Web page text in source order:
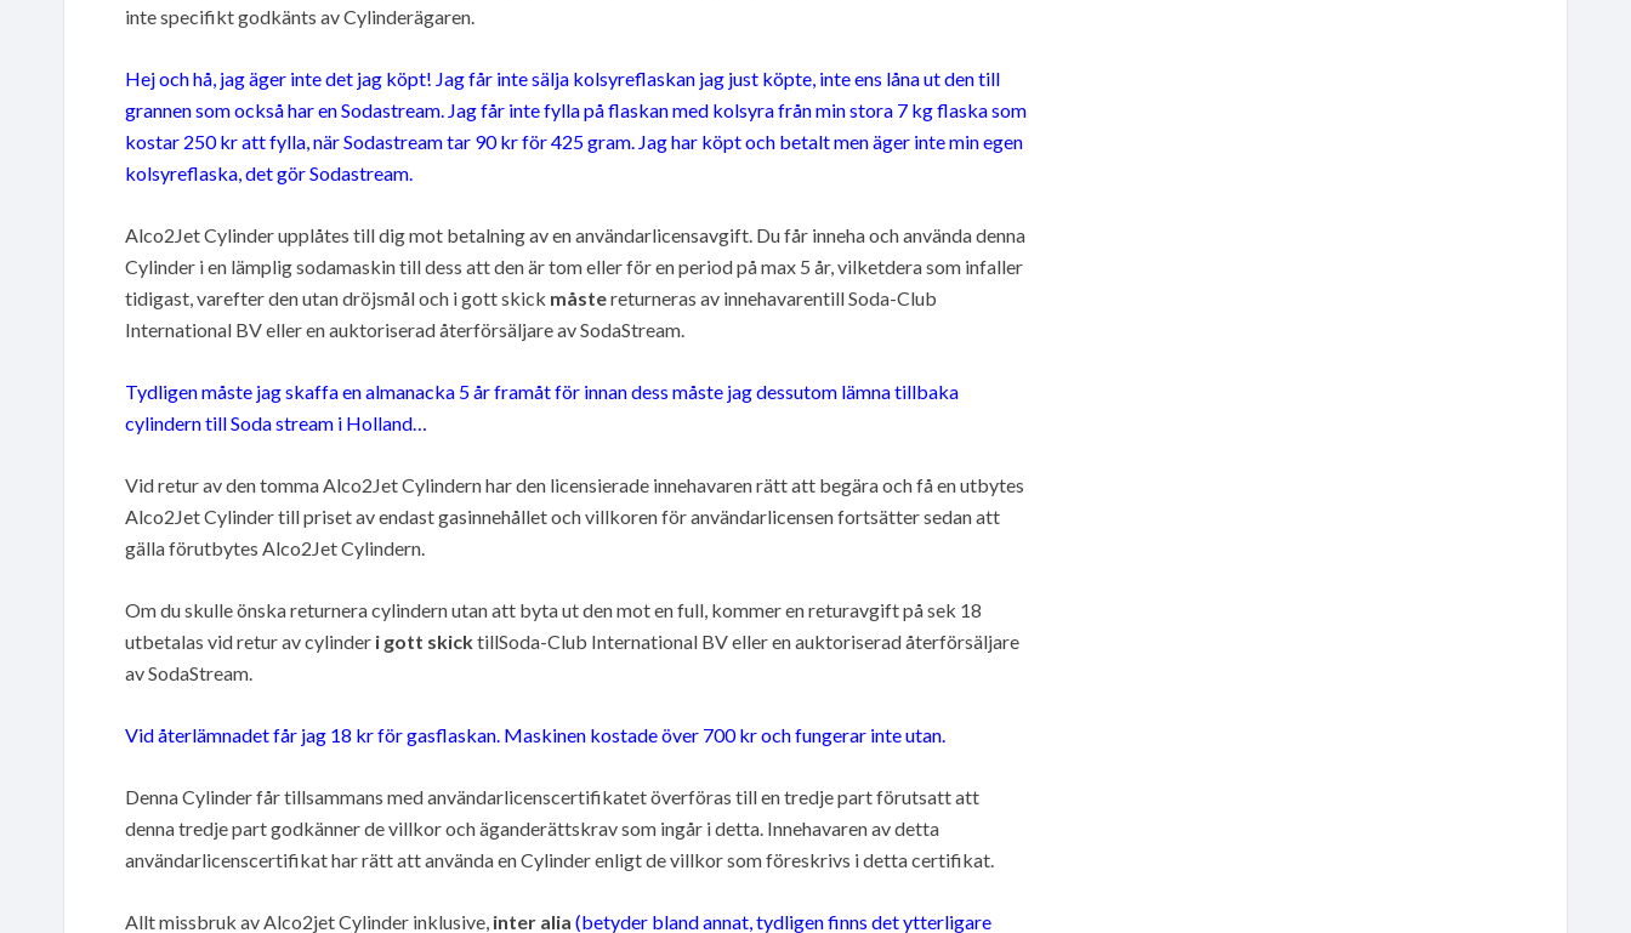
inte specifikt godkänts av Cylinderägaren.
Hej och hå, jag äger inte det jag köpt! Jag får inte sälja kolsyreflaskan jag just köpte, inte ens låna ut den till
grannen som också har en Sodastream. Jag får inte fylla på flaskan med kolsyra från min stora 7 kg flaska som
kostar 250 kr att fylla, när Sodastream tar 90 kr för 425 gram. Jag har köpt och betalt men äger inte min egen
kolsyreflaska, det gör Sodastream.
Alco2Jet Cylinder upplåtes till dig mot betalning av en användarlicensavgift. Du får inneha och använda denna
Cylinder i en lämplig sodamaskin till dess att den är tom eller för en period på max 5 år, vilketdera som infaller
tidigast, varefter den utan dröjsmål och i gott skick måstereturneras av innehavarentill Soda-Club
International BV eller en auktoriserad återförsäljare av SodaStream.
Tydligen måste jag skaffa en almanacka 5 år framåt för innan dess måste jag dessutom lämna tillbaka
cylindern till Soda stream i Holland…
Vid retur av den tomma Alco2Jet Cylindern har den licensierade innehavaren rätt att begära och få en utbytes
Alco2Jet Cylinder till priset av endast gasinnehållet och villkoren för användarlicensen fortsätter sedan att
gälla förutbytes Alco2Jet Cylindern.
Om du skulle önska returnera cylindern utan att byta ut den mot en full, kommer en returavgift på sek 18
utbetalas vid retur av cylinder i gott skicktillSoda-Club International BV eller en auktoriserad återförsäljare
av SodaStream.
Vid återlämnadet får jag 18 kr för gasflaskan. Maskinen kostade över 700 kr och fungerar inte utan.
Denna Cylinder får tillsammans med användarlicenscertifikatet överföras till en tredje part förutsatt att
denna tredje part godkänner de villkor och äganderättskrav som ingår i detta. Innehavaren av detta
användarlicenscertifikat har rätt att använda en Cylinder enligt de villkor som föreskrivs i detta certifikat.
Allt missbruk av Alco2jet Cylinder inklusive, inter alia (betyder bland annat, tydligen finns det ytterligare